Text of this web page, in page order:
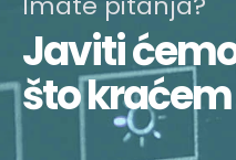
Javiti
što